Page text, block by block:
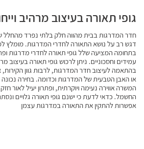
גופי תאורה בעיצוב מרהיב
חדר המדרגות בבית מהווה חלק בלתי נפרד מהחלל
דגש רב על נושא התאורה לחדרי המדרגות. מומלץ
בתחומה המציעה שלל גופי תאורה לחדרי מדרגות
עמידים וחסכוניים. ניתן לרכוש גופי תאורה בעיצוב
בהתאמה לעיצוב חדר המדרגות, לרבות גוון הקירות,
או האבן הטבעית של המדרגות וכדומה. בחירה
המשרה אווירה נעימה ויוקרתית, ופתרון יעיל לאור
החשמל. כדאי לדעת כי ישנם גופי תאורה גלויים
אפשרות להתקין את התאורה במדרגות עצמן